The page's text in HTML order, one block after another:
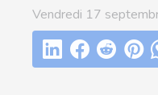
Vendredi 17